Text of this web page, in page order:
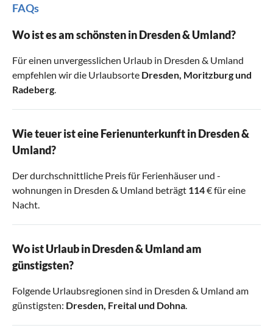
FAQs
Wo ist es am schönsten in Dresden & Umland?
Für einen unvergesslichen Urlaub in Dresden & Umland
empfehlen wir die Urlaubsorte Dresden, Moritzburgund
Radeberg.
Wie teuer ist eine Ferienunterkunft in Dresden &
Umland?
Der durchschnittliche Preis für Ferienhäuser und -
wohnungen in Dresden & Umland beträgt 114€ für eine
Nacht.
Wo ist Urlaub in Dresden & Umland am
günstigsten?
Folgende Urlaubsregionen sind in Dresden & Umland am
günstigsten: Dresden, Freitalund Dohna.